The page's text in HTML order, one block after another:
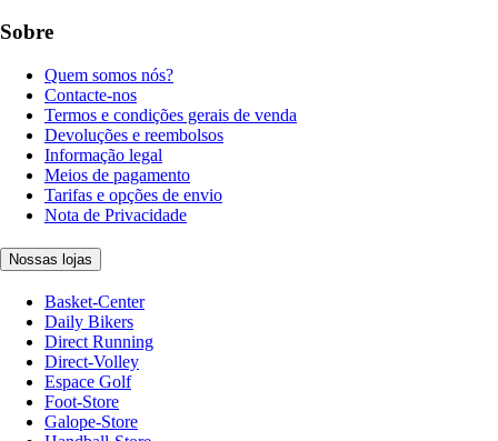
Sobre
Quem somos nós?
Contacte-nos
Termos e condições gerais de venda
Devoluções e reembolsos
Informação legal
Meios de pagamento
Tarifas e opções de envio
Nota de Privacidade
Nossas lojas
Basket-Center
Daily Bikers
Direct Running
Direct-Volley
Espace Golf
Foot-Store
Galope-Store